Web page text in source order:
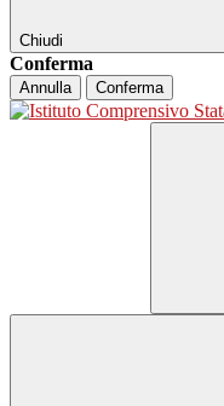
Chiudi
Conferma
Annulla Conferma